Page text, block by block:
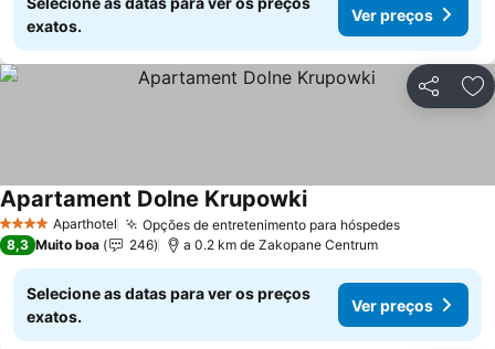
exatos.
Ver preços
Partilhar
4 EstrelasAparthotel Opções de entretenimento para hóspedes
Apartament Dolne Krupowki
8,3 Muito boa 246 a 0.2 km de Zakopane Centrum
Selecione as datas para ver os preços
exatos.
Ver preços